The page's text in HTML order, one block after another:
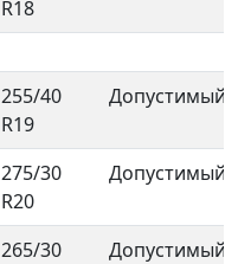
R18
255/40
R19
Допустимый
275/30
R20
Допустимый
265/30
Допустимый